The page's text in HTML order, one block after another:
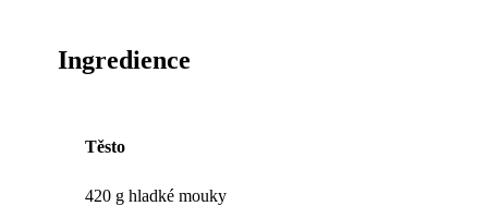
Ingredience
Těsto
420 g hladké mouky